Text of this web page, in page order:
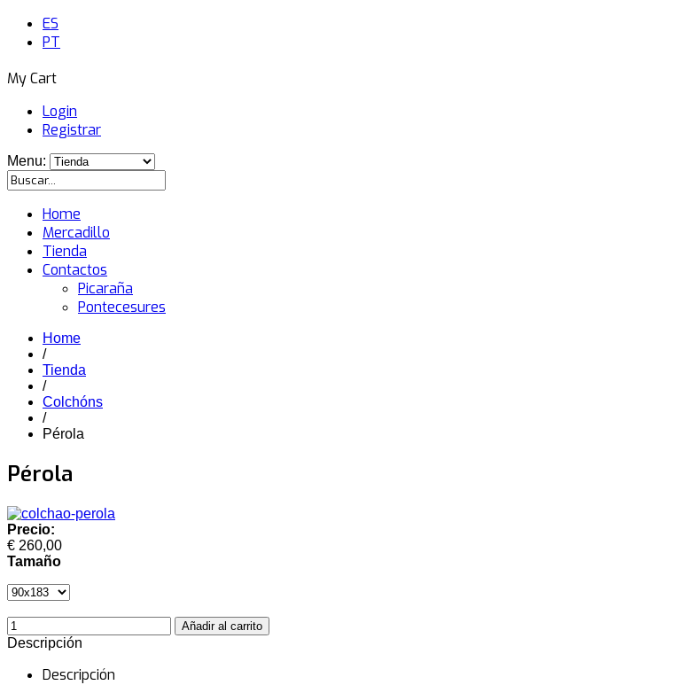
ES
PT
My Cart
Login
Registrar
Menu:
Home
Mercadillo
Tienda
Contactos
Picaraña
Pontecesures
Home
/
Tienda
/
Colchóns
/
Pérola
Pérola
Precio:
€ 260,00
Tamaño
Descripción
Descripción